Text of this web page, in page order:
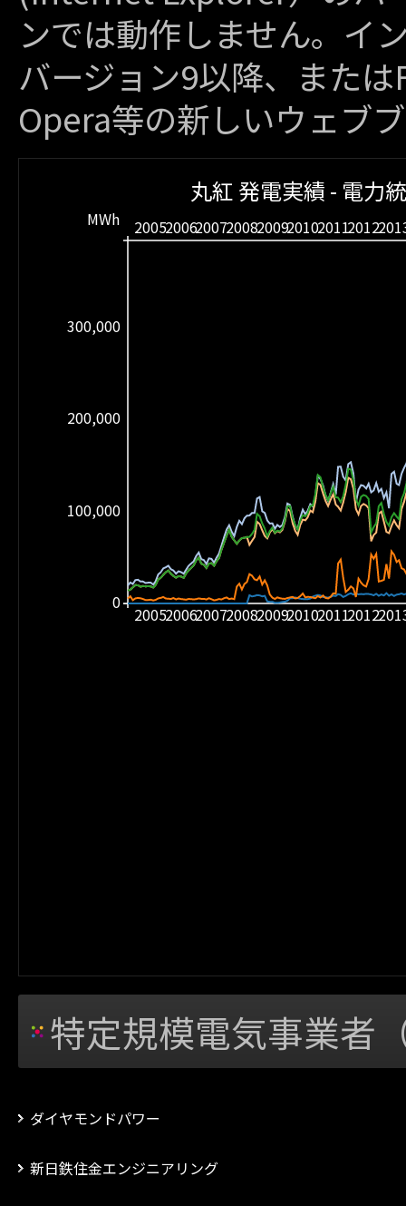
ンでは動作しません。イ
バージョン9以降、また
Opera等の新しいウェブ
20052006200720082009201020112012
20052006200720082009201020112012
0
100,000
200,000
300,000
MWh
丸紅 発電実績 - 電力
特定規模電気事業者
ダイヤモンドパワー
新日鉄住金エンジニアリング